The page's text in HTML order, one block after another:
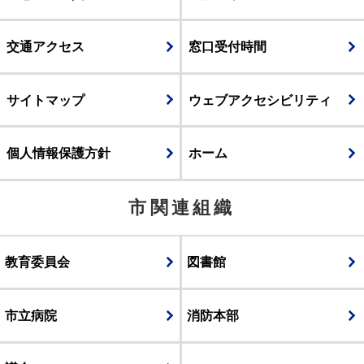
交通アクセス 窓口受付時間
サイトマップ ウェブアクセシビリティ
個人情報保護方針 ホーム
市関連組織
教育委員会 図書館
市立病院 消防本部